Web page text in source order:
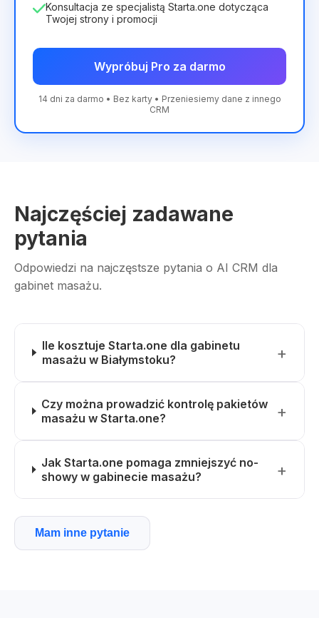
Konsultacja ze specjalistą Starta.one dotycząca
Twojej strony i promocji
Wypróbuj Pro za darmo
14 dni za darmo • Bez karty • Przeniesiemy dane z innego
CRM
Najczęściej zadawane
pytania
Odpowiedzi na najczęstsze pytania o AI CRM dla
gabinet masażu.
Ile kosztuje Starta.one dla gabinetu
masażu w Białymstoku?
Czy można prowadzić kontrolę pakietów
masażu w Starta.one?
Jak Starta.one pomaga zmniejszyć no-
showy w gabinecie masażu?
Mam inne pytanie